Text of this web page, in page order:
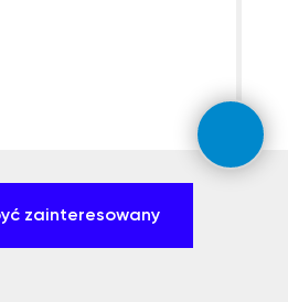
zainteresowany